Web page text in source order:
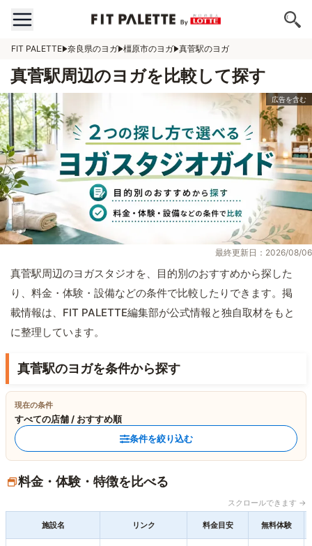
FIT PALETTE 奈良県のヨガ 橿原市のヨガ 真菅駅のヨガ
真菅駅周辺のヨガを比較して探す
最終更新日：2026/08/06
真菅駅周辺のヨガスタジオを、目的別のおすすめから探した
り、料金・体験・設備などの条件で比較したりできます。掲
載情報は、FIT PALETTE編集部が公式情報と独自取材をもと
に整理しています。
真菅駅のヨガを条件から探す
現在の条件
すべての店舗 / おすすめ順
条件を絞り込む
料金・体験・特徴を比べる
スクロールできます →
施設名 リンク 料金目安 無料体験